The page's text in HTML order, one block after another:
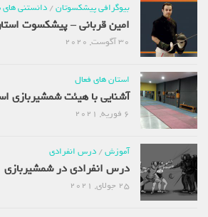
بیوگرافی پیشکسوتان/دانستنی های
امین قربانی – پیشکسوت استان
استان های فعال
آشنایی با هیئت شمشیربازی
آموزش/درس انفرادی
درس انفرادی در شمشیربازی